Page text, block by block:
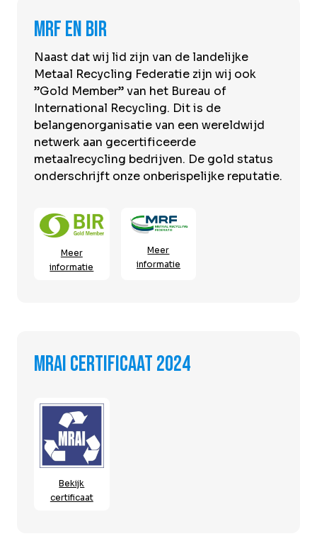
MRF en BIR
Naast dat wij lid zijn van de landelijke
Metaal Recycling Federatie zijn wij ook
”Gold Member” van het Bureau of
International Recycling. Dit is de
belangenorganisatie van een wereldwijd
netwerk aan gecertificeerde
metaalrecycling bedrijven. De gold status
onderschrijft onze onberispelijke reputatie.
Meer
informatie
Meer
informatie
MRAI certificaat 2024
Bekijk
certificaat